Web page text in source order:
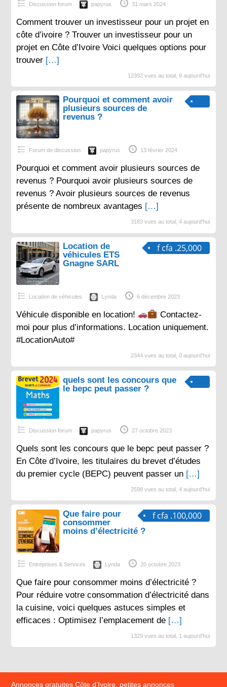
Discussion forum papyrus 31 mars 2024
Comment trouver un investisseur pour un projet en
côte d’ivoire ? Trouver un investisseur pour un
projet en Côte d’Ivoire Voici quelques options pour
trouver […]
12392 vues au total, 9 aujourd'hui
Pourquoi et comment avoir
plusieurs sources de
revenus ?
Forum de discussion papyrus 13 février 2024
Pourquoi et comment avoir plusieurs sources de
revenus ? Pourquoi avoir plusieurs sources de
revenus ? Avoir plusieurs sources de revenus
présente de nombreux avantages […]
3183 vues au total, 4 aujourd'hui
f cfa .25,000
Location de
véhicules ETS
Gnagne SARL
Location de véhicules Lynda 6 décembre 2023
Véhicule disponible en location!
Contactez-
moi pour plus d’informations. Location uniquement.
#LocationAuto#
2344 vues au total, 0 aujourd'hui
quels sont les concours que
le bepc peut passer ?
Discussion forum papyrus 27 octobre 2023
Quels sont les concours que le bepc peut passer ?
En Côte d’Ivoire, les titulaires du brevet d’études
du premier cycle (BEPC) peuvent passer un […]
2598 vues au total, 4 aujourd'hui
f cfa .100,000
Que faire pour
consommer
moins d’électricité ?
Entreprises & Services Lynda 20 octobre 2023
Que faire pour consommer moins d’électricité ?
Pour réduire votre consommation d’électricité dans
la cuisine, voici quelques astuces simples et
efficaces : Optimisez l’emplacement de […]
1329 vues au total, 1 aujourd'hui
Annonces gratuites Côte d’Ivoire, petites annonces